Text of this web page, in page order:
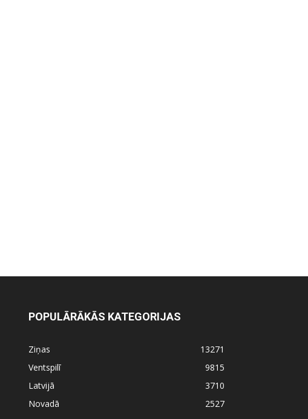
POPULĀRĀKĀS KATEGORIJAS
Ziņas
13271
Ventspilī
9815
Latvijā
3710
Novadā
2527